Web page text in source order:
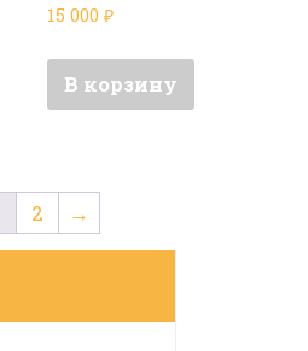
15 000₽
В корзину
2 →